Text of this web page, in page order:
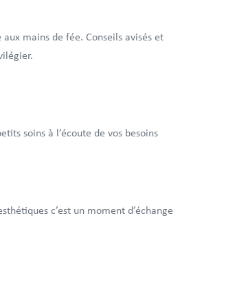
mains de fée. Conseils avisés et
soins à l’écoute de vos besoins
c’est un moment d’échange